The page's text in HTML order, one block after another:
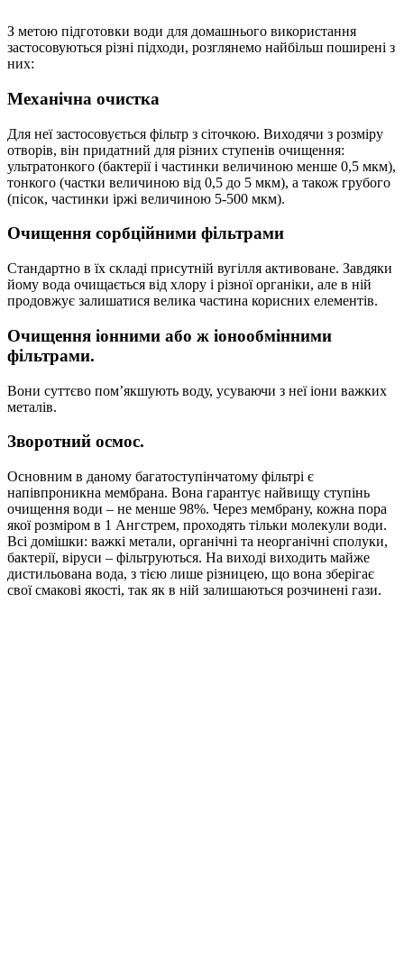
З метою підготовки води для домашнього використання
застосовуються різні підходи, розглянемо найбільш поширені з
них:
Механічна очистка
Для неї застосовується фільтр з сіточкою. Виходячи з розміру
отворів, він придатний для різних ступенів очищення:
ультратонкого (бактерії і частинки величиною менше 0,5 мкм),
тонкого (частки величиною від 0,5 до 5 мкм), а також грубого
(пісок, частинки іржі величиною 5-500 мкм).
Очищення сорбційними фільтрами
Стандартно в їх складі присутній вугілля активоване. Завдяки
йому вода очищається від хлору і різної органіки, але в ній
продовжує залишатися велика частина корисних елементів.
Очищення іонними або ж іонообмінними
фільтрами.
Вони суттєво пом’якшують воду, усуваючи з неї іони важких
металів.
Зворотний осмос.
Основним в даному багатоступінчатому фільтрі є
напівпроникна мембрана. Вона гарантує найвищу ступінь
очищення води – не менше 98%. Через мембрану, кожна пора
якої розміром в 1 Ангстрем, проходять тільки молекули води.
Всі домішки: важкі метали, органічні та неорганічні сполуки,
бактерії, віруси – фільтруються. На виході виходить майже
дистильована вода, з тією лише різницею, що вона зберігає
свої смакові якості, так як в ній залишаються розчинені гази.